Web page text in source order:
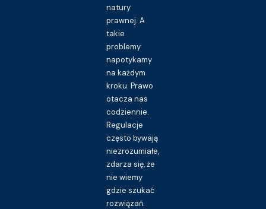
natury
prawnej. A
takie
problemy
napotykamy
na każdym
kroku. Prawo
otacza nas
codziennie.
Regulacje
często bywają
niezrozumiałe,
zdarza się, że
nie wiemy
gdzie szukać
rozwiązań.